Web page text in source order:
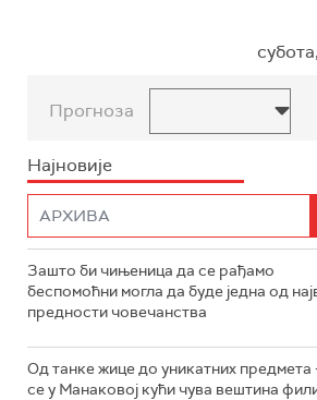
Прогноза
Најновије
Зашто би чињеница да се рађамо
беспомоћни могла да буде једна од
предности човечанства
Од танке жице до уникатних предмета
се у Манаковој кући чува вештина